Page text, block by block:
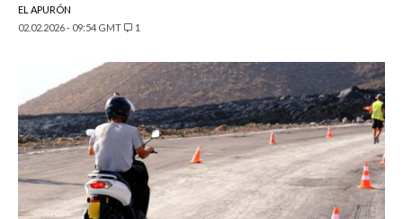
EL APURÓN
02.02.2026 - 09:54 GMT
1